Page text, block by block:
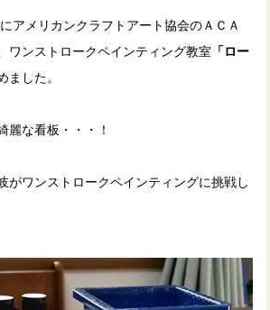
アメリカンクラフトアート協会のＡＣＡ
ワンストロークペインティング教室 「ロー
ました。
麗な看板・・・！
がワンストロークペインティングに挑戦し